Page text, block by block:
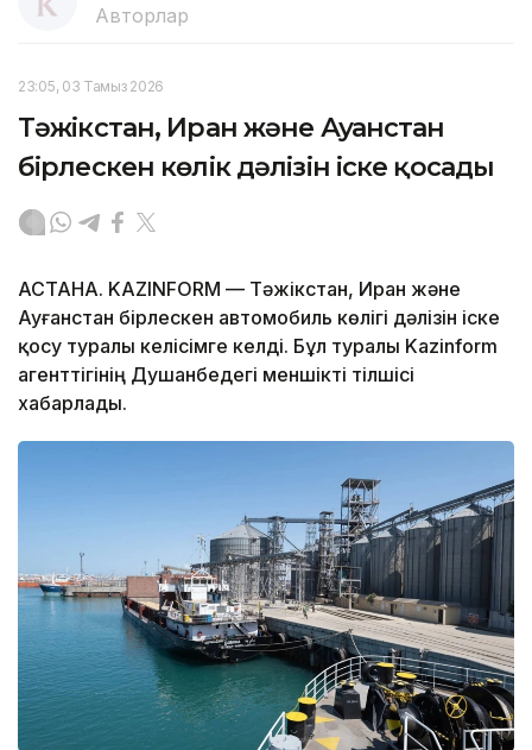
Авторлар
23:05, 03 Тамыз 2026
Тәжікстан, Иран және Ауғанстан
бірлескен көлік дәлізін іске қосады
АСТАНА. KAZINFORM — Тәжікстан, Иран және
Ауғанстан бірлескен автомобиль көлігі дәлізін іске
қосу туралы келісімге келді. Бұл туралы Kazinform
агенттігінің Душанбедегі меншікті тілшісі
хабарлады.